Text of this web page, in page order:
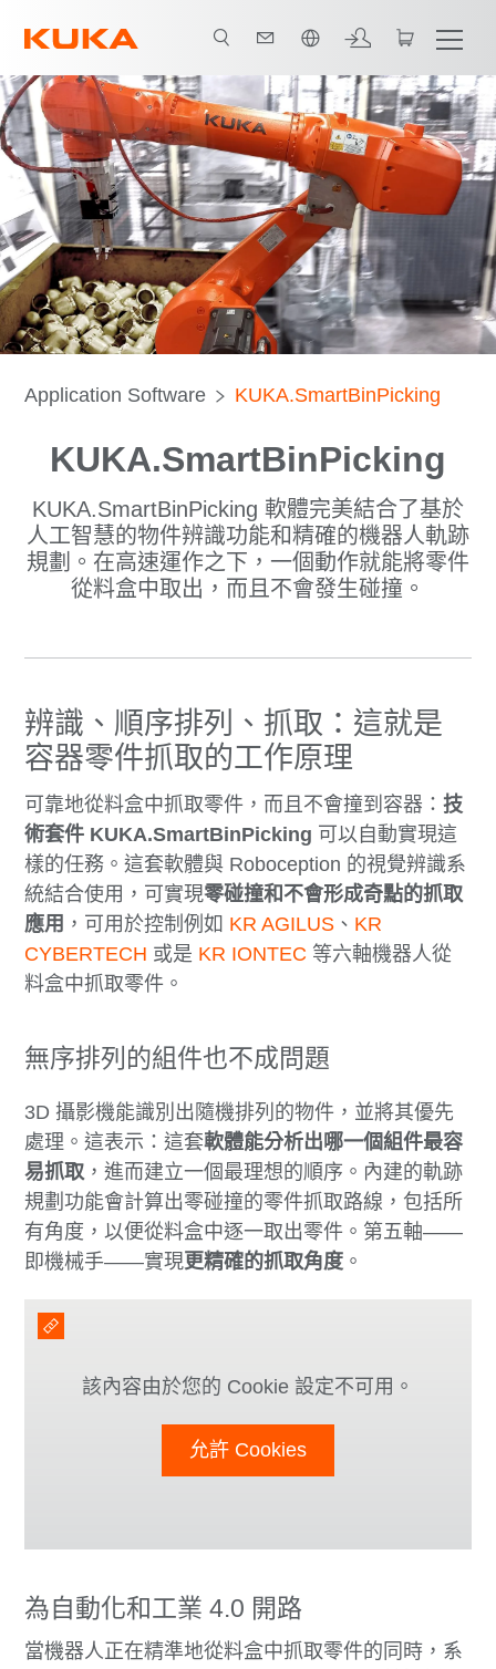
Application Software KUKA.SmartBinPicking
KUKA.SmartBinPicking
KUKA.SmartBinPicking 軟體完美結合了基於
人工智慧的物件辨識功能和精確的機器人軌跡
規劃。在高速運作之下，一個動作就能將零件
從料盒中取出，而且不會發生碰撞。
辨識、順序排列、抓取：這就是
容器零件抓取的工作原理
可靠地從料盒中抓取零件，而且不會撞到容器：技
術套件 KUKA.SmartBinPicking 可以自動實現這
樣的任務。這套軟體與 Roboception 的視覺辨識系
統結合使用，可實現零碰撞和不會形成奇點的抓取
應用 ，可用於控制例如 KR AGILUS 、 KR
CYBERTECH 或是 KR IONTEC 等六軸機器人從
料盒中抓取零件。
無序排列的組件也不成問題
3D 攝影機能識別出隨機排列的物件，並將其優先
處理。這表示：這套軟體能分析出哪一個組件最容
易抓取 ，進而建立一個最理想的順序。內建的軌跡
規劃功能會計算出零碰撞的零件抓取路線，包括所
有角度，以便從料盒中逐一取出零件。第五軸——
即機械手——實現更精確的抓取角度 。
該內容由於您的 Cookie 設定不可用。
允許 Cookies
為自動化和工業 4.0 開路
當機器人正在精準地從料盒中抓取零件的同時，系